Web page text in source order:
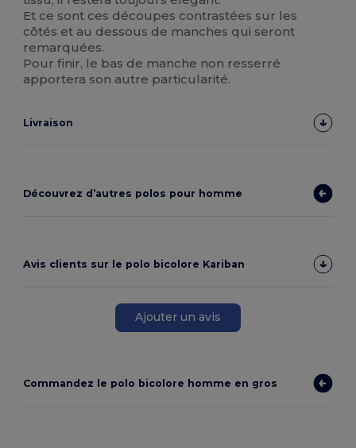
Et ce sont ces découpes contrastées sur les
côtés et au dessous de manches qui seront
remarquées.
Pour finir, le bas de manche non resserré
apportera son autre particularité.
Livraison
Découvrez d’autres polos pour homme
Avis clients sur le polo bicolore Kariban
Ajouter un avis
Commandez le polo bicolore homme en gros